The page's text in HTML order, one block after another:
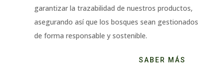
garantizar la trazabilidad de nuestros productos,
asegurando así que los bosques sean gestionados
de forma responsable y sostenible.
SABER MÁS